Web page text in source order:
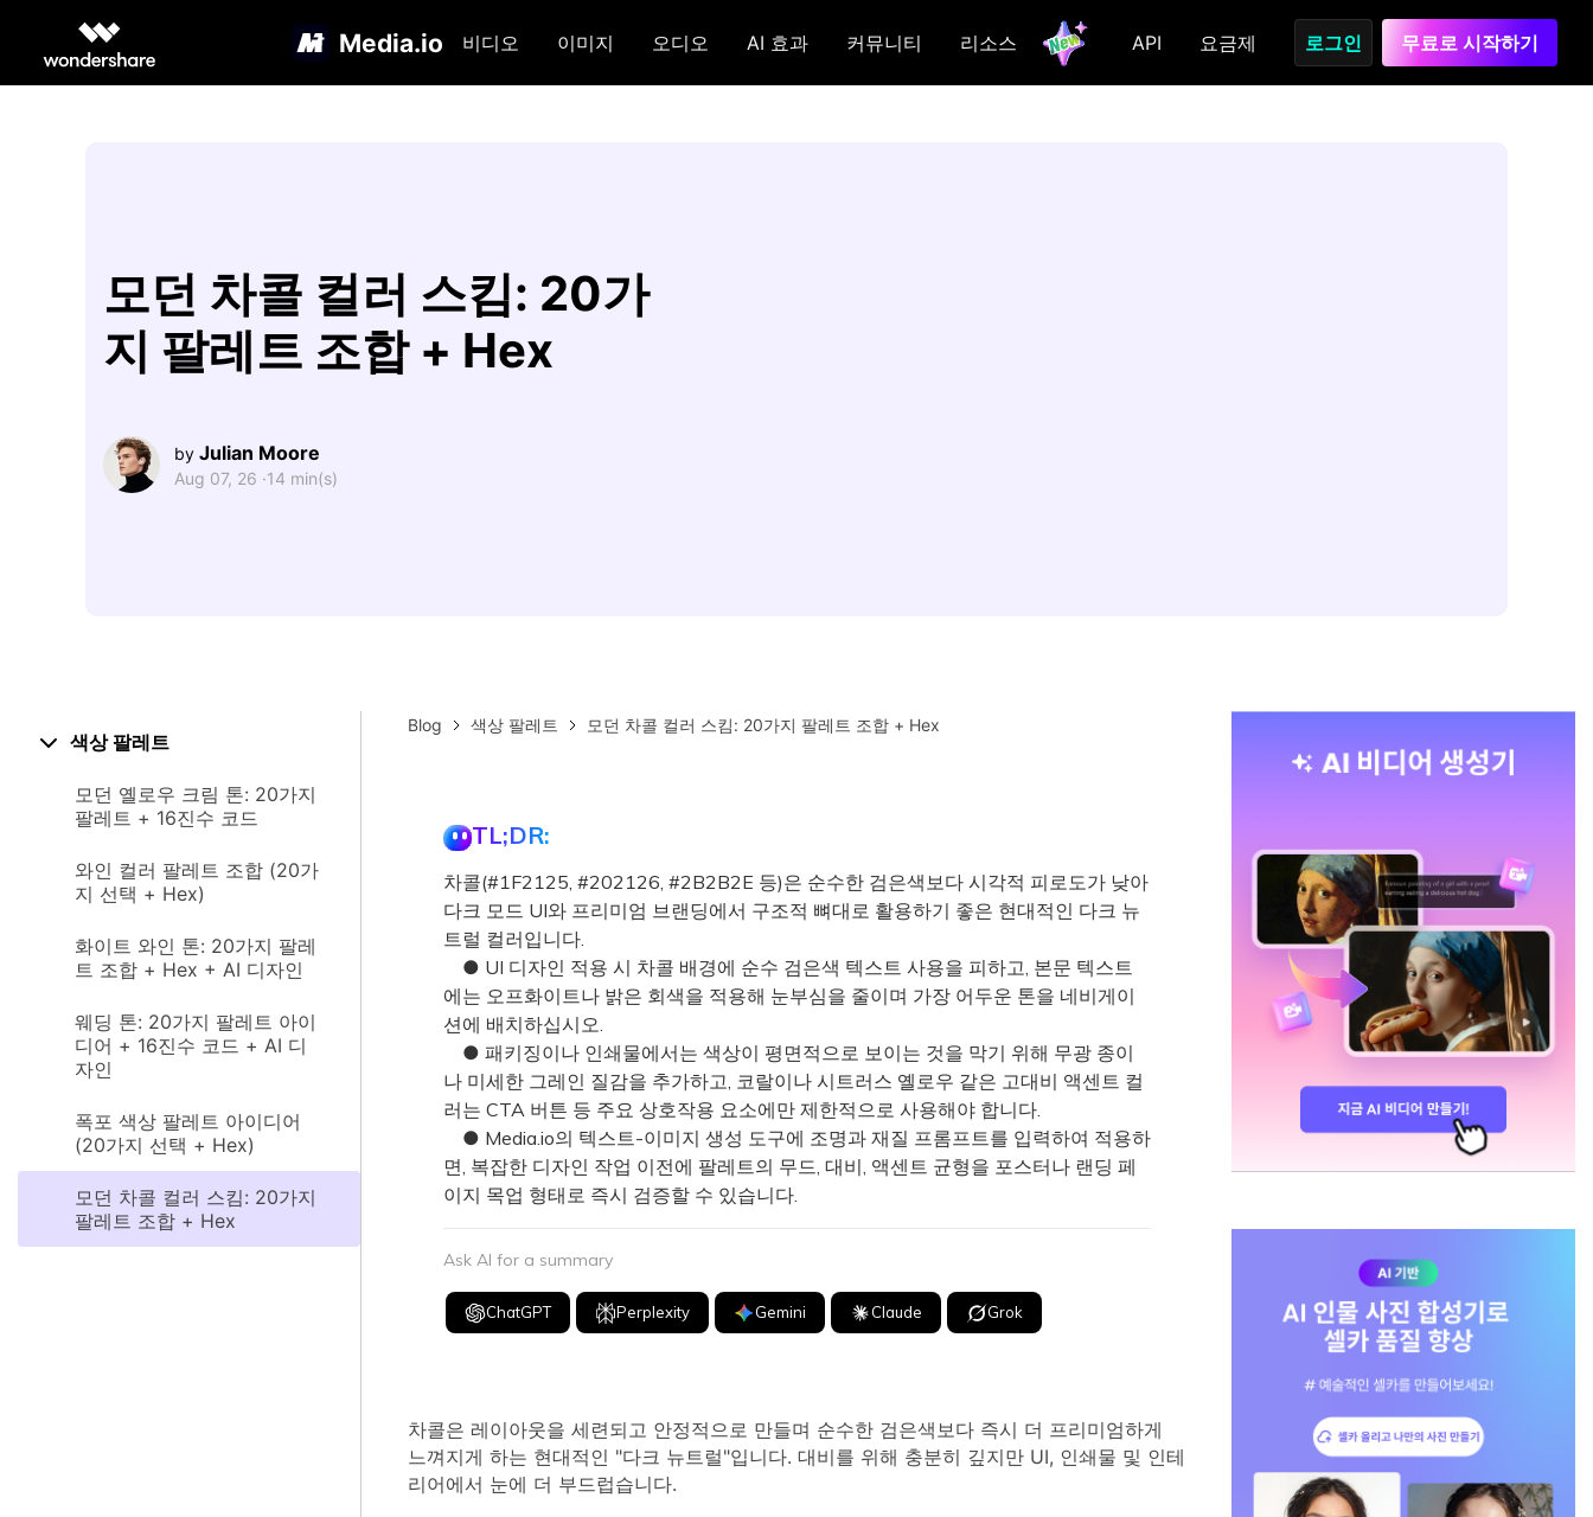
Media.io 비디오 이미지 오디오 AI 효과 커뮤니티 리소스 API 요금제 로그인 무료로 시작하기
모던 차콜 컬러 스킴: 20가
지 팔레트 조합 + Hex
by Julian Moore
Aug 07, 26 ·14 min(s)
색상 팔레트
모던 옐로우 크림 톤: 20가지
팔레트 + 16진수 코드
와인 컬러 팔레트 조합 (20가
지 선택 + Hex)
화이트 와인 톤: 20가지 팔레
트 조합 + Hex + AI 디자인
웨딩 톤: 20가지 팔레트 아이
디어 + 16진수 코드 + AI 디
자인
폭포 색상 팔레트 아이디어
(20가지 선택 + Hex)
모던 차콜 컬러 스킴: 20가지
팔레트 조합 + Hex
Blog 색상 팔레트 모던 차콜 컬러 스킴: 20가지 팔레트 조합 + Hex
TL;DR:
차콜(#1F2125, #202126, #2B2B2E 등)은 순수한 검은색보다 시각적 피로도가 낮아
다크 모드 UI와 프리미엄 브랜딩에서 구조적 뼈대로 활용하기 좋은 현대적인 다크 뉴
트럴 컬러입니다.
● UI 디자인 적용 시 차콜 배경에 순수 검은색 텍스트 사용을 피하고, 본문 텍스트
에는 오프화이트나 밝은 회색을 적용해 눈부심을 줄이며 가장 어두운 톤을 네비게이
션에 배치하십시오.
● 패키징이나 인쇄물에서는 색상이 평면적으로 보이는 것을 막기 위해 무광 종이
나 미세한 그레인 질감을 추가하고, 코랄이나 시트러스 옐로우 같은 고대비 액센트 컬
러는 CTA 버튼 등 주요 상호작용 요소에만 제한적으로 사용해야 합니다.
● Media.io의 텍스트-이미지 생성 도구에 조명과 재질 프롬프트를 입력하여 적용하
면, 복잡한 디자인 작업 이전에 팔레트의 무드, 대비, 액센트 균형을 포스터나 랜딩 페
이지 목업 형태로 즉시 검증할 수 있습니다.
Ask AI for a summary
ChatGPT Perplexity Gemini Claude Grok
차콜은 레이아웃을 세련되고 안정적으로 만들며 순수한 검은색보다 즉시 더 프리미엄하게
느껴지게 하는 현대적인 "다크 뉴트럴"입니다. 대비를 위해 충분히 깊지만 UI, 인쇄물 및 인테
리어에서 눈에 더 부드럽습니다.